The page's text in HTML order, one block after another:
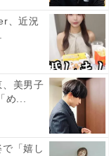
、近況
、美男子
め...
「嬉し